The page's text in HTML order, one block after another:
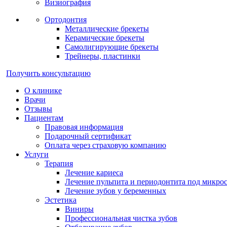
Визиография
Ортодонтия
Металлические брекеты
Керамические брекеты
Самолигирующие брекеты
Трейнеры, пластинки
Получить консультацию
О клинике
Врачи
Отзывы
Пациентам
Правовая информация
Подарочный сертификат
Оплата через страховую компанию
Услуги
Терапия
Лечение кариеса
Лечение пульпита и периодонтита под
Лечение зубов у беременных
Эстетика
Виниры
Профессиональная чистка зубов